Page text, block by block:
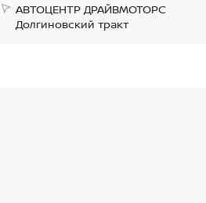
АВТОЦЕНТР ДРАЙВМОТОРС
Долгиновский тракт